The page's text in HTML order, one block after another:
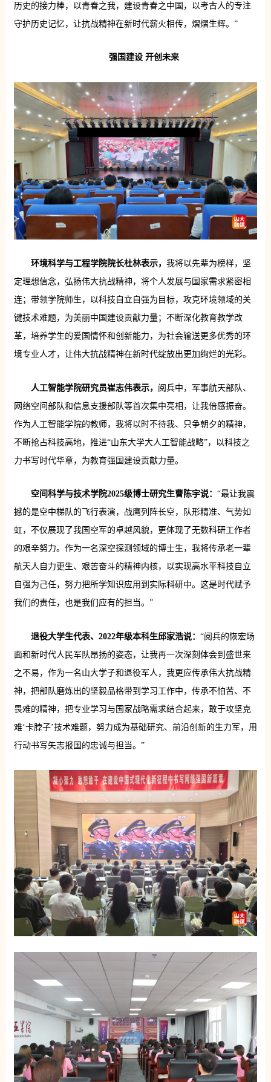
历史的接力棒，以青春之我，建设青春之中国，以考古人的专注
守护历史记忆，让抗战精神在新时代薪火相传，熠熠生辉。”
强国建设 开创未来
环境科学与工程学院院长杜林表示， 我将以先辈为榜样，坚
定理想信念，弘扬伟大抗战精神，将个人发展与国家需求紧密相
连；带领学院师生，以科技自立自强为目标，攻克环境领域的关
键技术难题，为美丽中国建设贡献力量；不断深化教育教学改
革，培养学生的爱国情怀和创新能力，为社会输送更多优秀的环
境专业人才，让伟大抗战精神在新时代绽放出更加绚烂的光彩。
人工智能学院研究员崔志伟表示， 阅兵中，军事航天部队、
网络空间部队和信息支援部队等首次集中亮相，让我倍感振奋。
作为人工智能学院的教师，我将以时不待我、只争朝夕的精神，
不断抢占科技高地，推进“山东大学大人工智能战略”，以科技之
力书写时代华章，为教育强国建设贡献力量。
空间科学与技术学院2025级博士研究生曹陈宇说： “最让我震
撼的是空中梯队的飞行表演，战鹰列阵长空，队形精准、气势如
虹，不仅展现了我国空军的卓越风貌，更体现了无数科研工作者
的艰辛努力。作为一名深空探测领域的博士生，我将传承老一辈
航天人自力更生、艰苦奋斗的精神内核，以实现高水平科技自立
自强为己任，努力把所学知识应用到实际科研中。这是时代赋予
我们的责任，也是我们应有的担当。”
退役大学生代表、2022年级本科生邱家浩说： “阅兵的恢宏场
面和新时代人民军队昂扬的姿态，让我再一次深刻体会到盛世来
之不易，作为一名山大学子和退役军人，我更应传承伟大抗战精
神，把部队磨炼出的坚毅品格带到学习工作中，传承不怕苦、不
畏难的精神，把专业学习与国家战略需求结合起来，敢于攻坚克
难‘卡脖子’技术难题，努力成为基础研究、前沿创新的生力军，用
行动书写矢志报国的忠诚与担当。”